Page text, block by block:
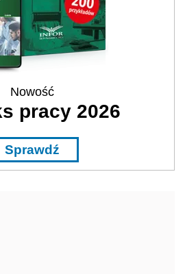
Nowość
pracy 2026
Sprawdź